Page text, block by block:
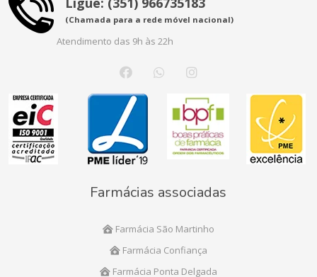
(Chamada para a rede móvel nacional)
Atendimento das 9h às 22h
Farmácias associadas
Farmácia São Martinho
Farmácia Confiança
Farmácia Ponta Delgada